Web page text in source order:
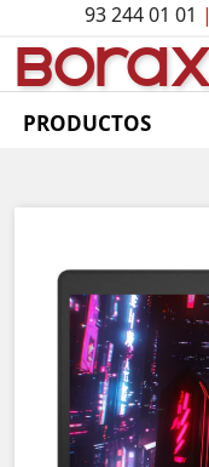
93 244 01 01 |
BOrAx
PRODUCTOS